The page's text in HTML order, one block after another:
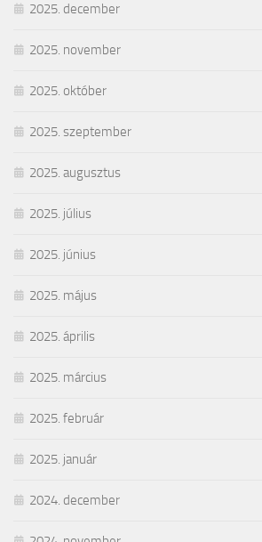
2025. december
2025. november
2025. október
2025. szeptember
2025. augusztus
2025. július
2025. június
2025. május
2025. április
2025. március
2025. február
2025. január
2024. december